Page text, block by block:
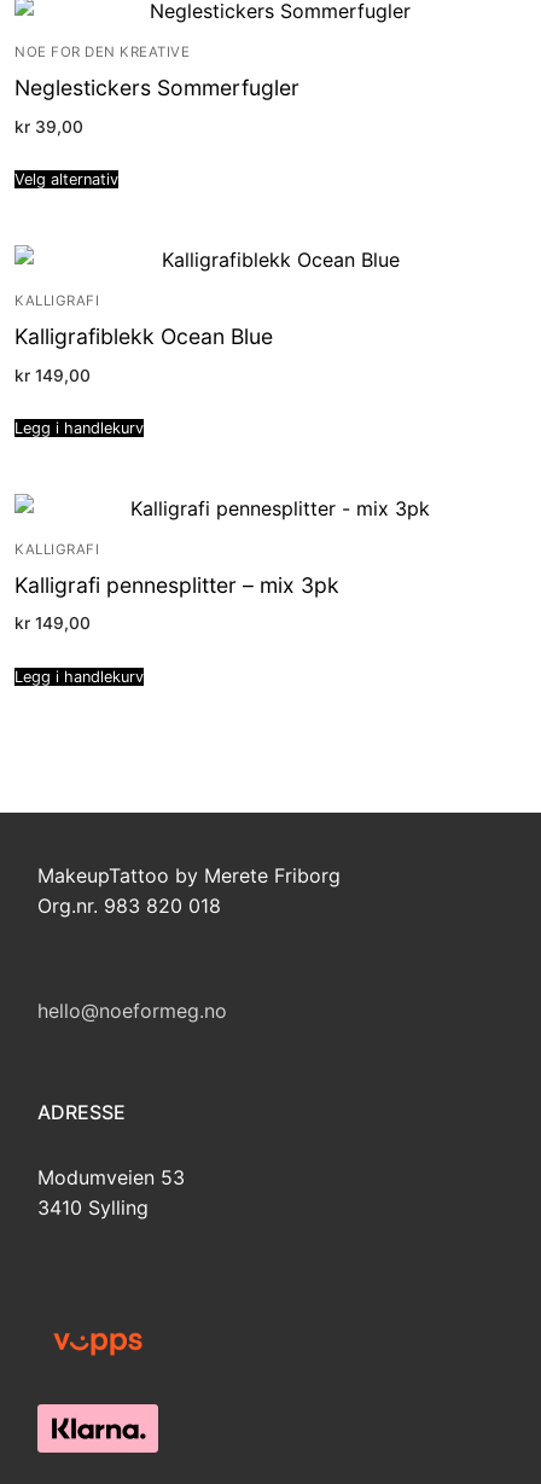
NOE FOR DEN KREATIVE
Neglestickers Sommerfugler
kr 39,00
Velg alternativ
KALLIGRAFI
Kalligrafiblekk Ocean Blue
kr 149,00
Legg i handlekurv
KALLIGRAFI
Kalligrafi pennesplitter – mix 3pk
kr 149,00
Legg i handlekurv
MakeupTattoo by Merete Friborg
Org.nr. 983 820 018
hello@noeformeg.no
ADRESSE
Modumveien 53
3410 Sylling